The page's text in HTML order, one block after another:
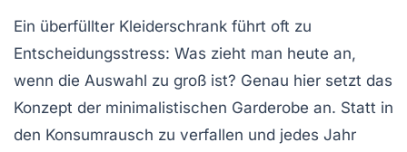
Ein überfüllter Kleiderschrank führt oft zu
Entscheidungsstress: Was zieht man heute an,
wenn die Auswahl zu groß ist? Genau hier setzt das
Konzept der minimalistischen Garderobe an. Statt in
den Konsumrausch zu verfallen und jedes Jahr